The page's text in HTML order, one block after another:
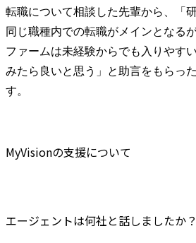
転職について相談した先輩から、「
同じ職種内での転職がメインとなる
ファームは未経験からでも入りやす
みたら良いと思う」と助言をもらっ
す。
MyVisionの支援について
エージェントは何社と話しましたか？